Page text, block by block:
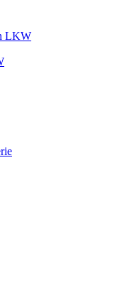
LKW